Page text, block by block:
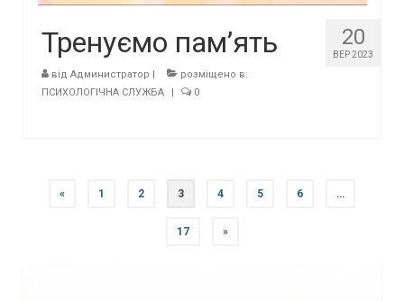
20
ВЕР 2023
Тренуємо пам’ять
від Администратор |
розміщено в:
ПСИХОЛОГІЧНА СЛУЖБА
| 0
Навігація
« 1 2 3 4 5 6 …
17 »